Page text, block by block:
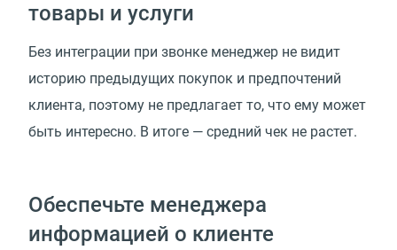
товары и услуги
Без интеграции при звонке менеджер не видит
историю предыдущих покупок и предпочтений
клиента, поэтому не предлагает то, что ему может
быть интересно. В итоге — средний чек не растет.
Обеспечьте менеджера
информацией о клиенте